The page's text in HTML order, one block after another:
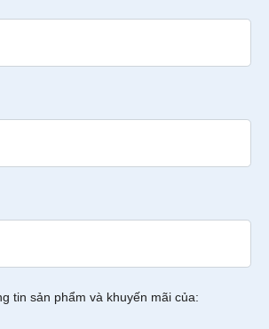
tin sản phẩm và khuyến mãi của: